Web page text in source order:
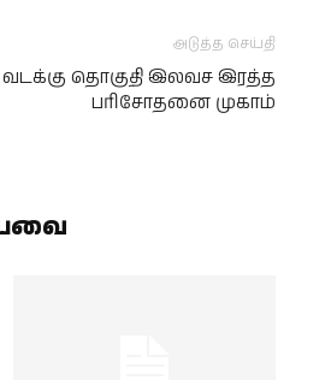
அடுத்த செய்தி
தொகுதி இலவச இரத்த
பரிசோதனை முகாம்